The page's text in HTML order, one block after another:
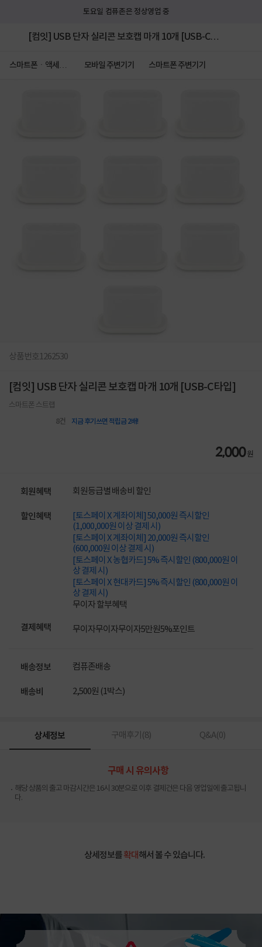
토요일 컴퓨존은 정상영업 중
[컴잇] USB 단자 실리콘 보호캡 마개 10개 [USB-C타
스마트폰ㆍ액세서
모바일 주변기기 스마트폰 주변기기
상품번호1262530
[컴잇] USB 단자 실리콘 보호캡 마개 10개 [USB-C타입]
스마트폰 스트랩
8건 지금 후기쓰면 적립금 2배!
2,000원
회원혜택 회원등급별 배송비 할인
할인혜택
[토스페이 X 계좌이체] 50,000원 즉시할인
(1,000,000원 이상 결제 시)
[토스페이 X 계좌이체] 20,000원 즉시할인
(600,000원 이상 결제 시)
[토스페이 X 농협카드] 5% 즉시할인 (800,000원 이
상 결제 시)
[토스페이 X 현대카드] 5% 즉시할인 (800,000원 이
상 결제 시)
무이자 할부혜택
결제혜택 무이자무이자무이자5만원5%포인트
배송정보 컴퓨존배송
배송비 2,500원 (1박스)
상세정보 구매후기(8) Q&A(0)
구매 시 유의사항
해당 상품의 출고 마감시간은 16시 30분으로 이후 결제건은 다음 영업일에 출고됩니
다.
상세정보를확대해서 볼 수 있습니다.